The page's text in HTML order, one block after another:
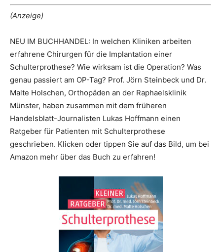
(Anzeige)
NEU IM BUCHHANDEL: In welchen Kliniken arbeiten
erfahrene Chirurgen für die Implantation einer
Schulterprothese? Wie wirksam ist die Operation? Was
genau passiert am OP-Tag? Prof. Jörn Steinbeck und Dr.
Malte Holschen, Orthopäden an der Raphaelsklinik
Münster, haben zusammen mit dem früheren
Handelsblatt-Journalisten Lukas Hoffmann einen
Ratgeber für Patienten mit Schulterprothese
geschrieben. Klicken oder tippen Sie auf das Bild, um bei
Amazon mehr über das Buch zu erfahren!